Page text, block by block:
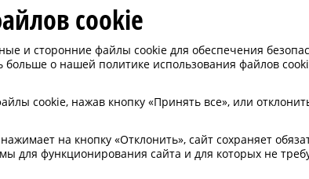
улучшает для
опыт.
MESSER
нового
расширенный
опыт для
клиентов,
cookie
и сторонние файлы cookie для обеспечения
больше о нашей политике использования файлов
cookie, нажав кнопку «Принять все», или
на кнопку «Отклонить», сайт сохраняет
для функционирования сайта и для которых не